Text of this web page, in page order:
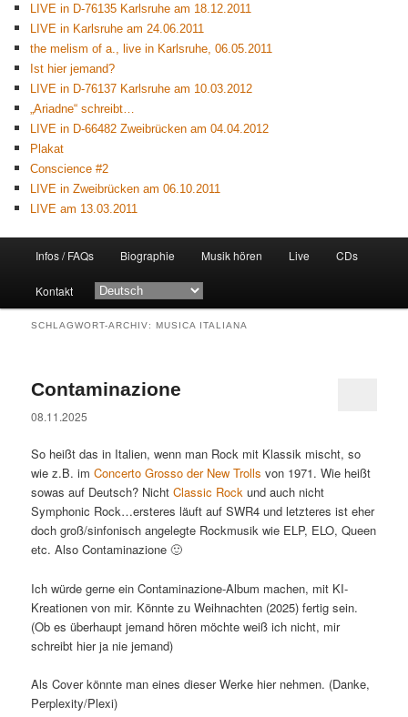
LIVE in D-76135 Karlsruhe am 18.12.2011
LIVE in Karlsruhe am 24.06.2011
the melism of a., live in Karlsruhe, 06.05.2011
Ist hier jemand?
LIVE in D-76137 Karlsruhe am 10.03.2012
„Ariadne“ schreibt…
LIVE in D-66482 Zweibrücken am 04.04.2012
Plakat
Conscience #2
LIVE in Zweibrücken am 06.10.2011
LIVE am 13.03.2011
Zum
primären
Zum
sekundären
Infos / FAQs Biographie Musik hören Live CDs
Kontakt
SCHLAGWORT-ARCHIV:MUSICA ITALIANA
Contaminazione
08.11.2025
So heißt das in Italien, wenn man Rock mit Klassik mischt, so
wie z.B. imConcerto Grosso der New Trolls von 1971. Wie heißt
sowas auf Deutsch? NichtClassic Rock und auch nicht
Symphonic Rock…ersteres läuft auf SWR4 und letzteres ist eher
doch groß/sinfonisch angelegte Rockmusik wie ELP, ELO, Queen
etc. Also Contaminazione 🙂
Ich würde gerne ein Contaminazione-Album machen, mit KI-
Kreationen von mir. Könnte zu Weihnachten (2025) fertig sein.
(Ob es überhaupt jemand hören möchte weiß ich nicht, mir
schreibt hier ja nie jemand)
Als Cover könnte man eines dieser Werke hier nehmen. (Danke,
Perplexity/Plexi)